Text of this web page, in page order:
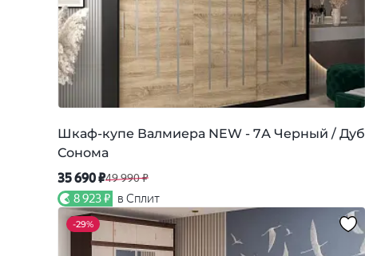
Шкаф-купе Валмиера NEW - 7А Черный / Дуб
Сонома
35 690 ₽49 990 ₽
8 923 ₽ в Сплит
-29%